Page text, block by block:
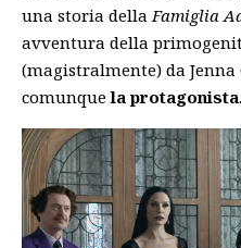
una storia della Famiglia
avventura della
(magistralmente) da
comunquela protagonista.